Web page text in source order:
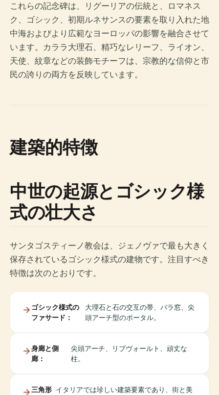
これらの記念碑は、リグーリアの伝統と、ロマネス
ク、ゴシック、初期ルネサンスの要素を取り入れた地
中海およびより広範なヨーロッパの影響を融合させて
います。カララ大理石、精巧なレリーフ、ライオン、
天使、紋章などの装飾モチーフは、宗教的な信仰と市
民の誇りの両方を反映しています。
建築的特徴
中世の起源とゴシック様
式の壮大さ
サンタゴスティーノ教会は、ジェノヴァで最も大きく
保存されているゴシック様式の建物です。注目すべき
特徴は次のとおりです。
ゴシック様式の
ファサード：
大理石と石の交互の帯、バラ窓、尖
頭アーチ型のポータル。
身廊と側
廊：
尖頭アーチ、リブヴォールト、頑丈な
柱。
三角形 イタリアでは珍しい建築要素であり、街と美